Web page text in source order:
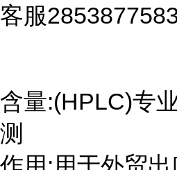
客服
含量:(HPLC)专
测